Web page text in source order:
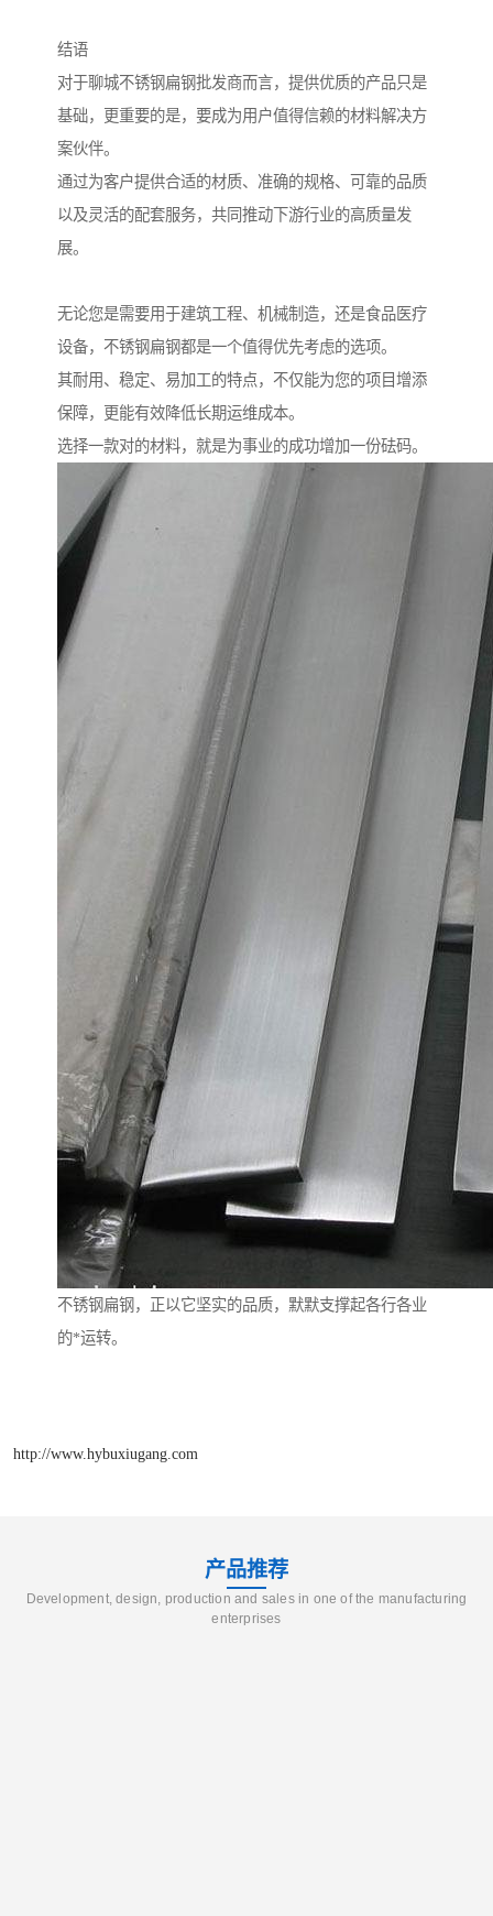
结语
对于聊城不锈钢扁钢批发商而言，提供优质的产品只是
基础，更重要的是，要成为用户值得信赖的材料解决方
案伙伴。
通过为客户提供合适的材质、准确的规格、可靠的品质
以及灵活的配套服务，共同推动下游行业的高质量发
展。
无论您是需要用于建筑工程、机械制造，还是食品医疗
设备，不锈钢扁钢都是一个值得优先考虑的选项。
其耐用、稳定、易加工的特点，不仅能为您的项目增添
保障，更能有效降低长期运维成本。
选择一款对的材料，就是为事业的成功增加一份砝码。
不锈钢扁钢，正以它坚实的品质，默默支撑起各行各业
的*运转。
http://www.hybuxiugang.com
产品推荐
Development, design, production and sales in one of the manufacturing
enterprises